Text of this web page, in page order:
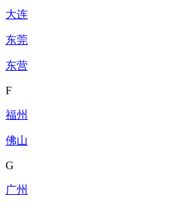
大连
东莞
东营
F
福州
佛山
G
广州